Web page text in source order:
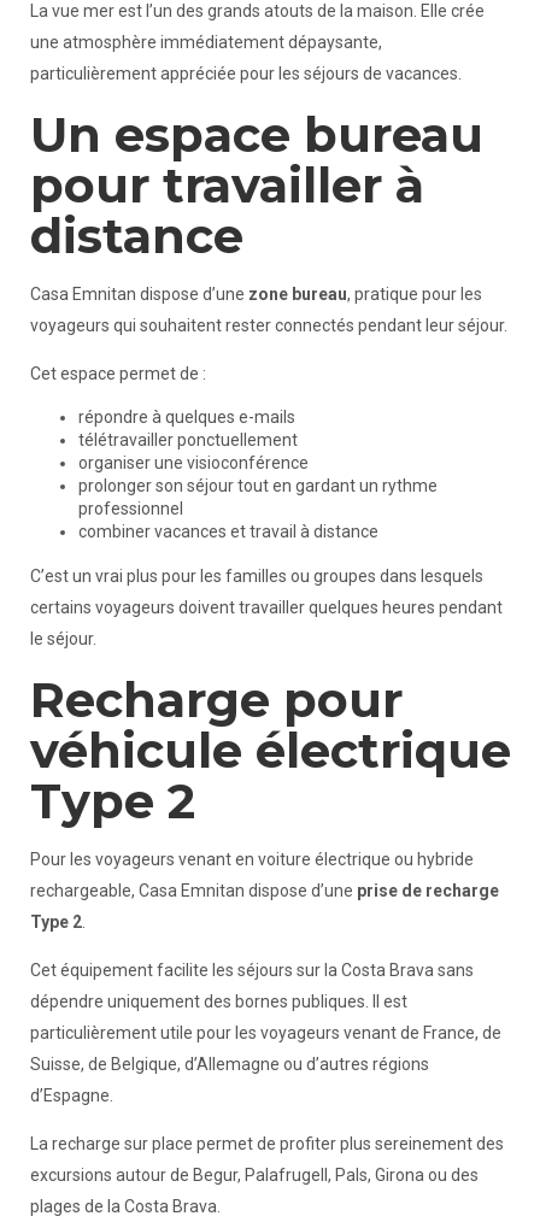
La vue mer est l’un des grands atouts de la maison. Elle crée
une atmosphère immédiatement dépaysante,
particulièrement appréciée pour les séjours de vacances.
Un espace bureau
pour travailler à
distance
Casa Emnitan dispose d’une zone bureau, pratique pour les
voyageurs qui souhaitent rester connectés pendant leur séjour.
Cet espace permet de :
répondre à quelques e-mails
télétravailler ponctuellement
organiser une visioconférence
prolonger son séjour tout en gardant un rythme
professionnel
combiner vacances et travail à distance
C’est un vrai plus pour les familles ou groupes dans lesquels
certains voyageurs doivent travailler quelques heures pendant
le séjour.
Recharge pour
véhicule électrique
Type 2
Pour les voyageurs venant en voiture électrique ou hybride
rechargeable, Casa Emnitan dispose d’une prise de recharge
Type 2.
Cet équipement facilite les séjours sur la Costa Brava sans
dépendre uniquement des bornes publiques. Il est
particulièrement utile pour les voyageurs venant de France, de
Suisse, de Belgique, d’Allemagne ou d’autres régions
d’Espagne.
La recharge sur place permet de profiter plus sereinement des
excursions autour de Begur, Palafrugell, Pals, Girona ou des
plages de la Costa Brava.